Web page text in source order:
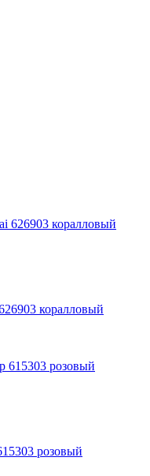
коралловый
розовый